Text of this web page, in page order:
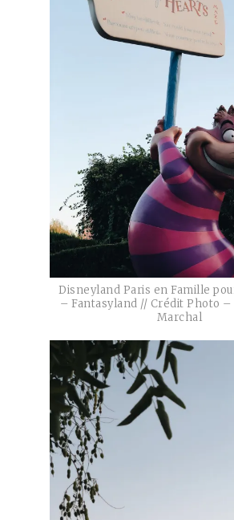
Disneyland Paris en Famille
– Fantasyland // Crédit Photo
Marchal